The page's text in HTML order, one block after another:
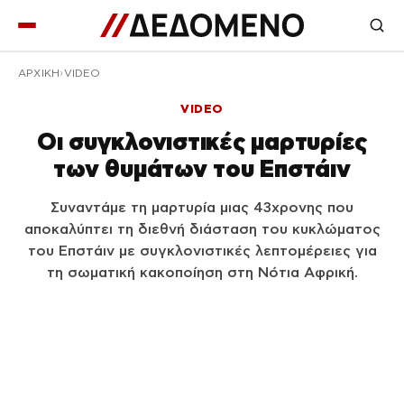
ΑΡΧΙΚΉ VIDEO
VIDEO
Οι συγκλονιστικές μαρτυρίες
των θυμάτων του Επστάιν
Συναντάμε τη μαρτυρία μιας 43χρονης που
αποκαλύπτει τη διεθνή διάσταση του κυκλώματος
του Επστάιν με συγκλονιστικές λεπτομέρειες για
τη σωματική κακοποίηση στη Νότια Αφρική.